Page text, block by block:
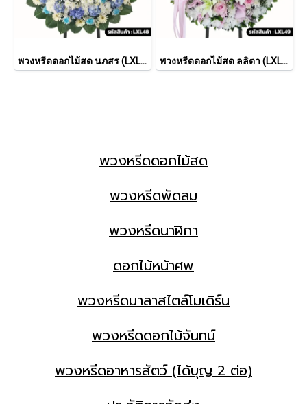
พวงหรีดดอกไม้สด นภสร (LXL 48) พวงหรีดดอกไม้สด ลลิตา (LXL49)
พวงหรีดดอกไม้สด
พวงหรีดพัดลม
พวงหรีดนาฬิกา
ดอกไม้หน้าศพ
พวงหรีดมาลาสไตล์โมเดิร์น
พวงหรีดดอกไม้จันทน์
พวงหรีดอาหารสัตว์ (ได้บุญ 2 ต่อ)